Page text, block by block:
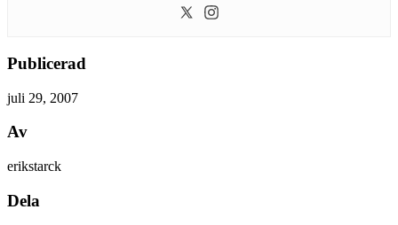
Publicerad
juli 29, 2007
Av
erikstarck
Dela